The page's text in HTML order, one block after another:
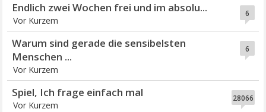
6
Endlich zwei Wochen frei und im absolu...
Vor Kurzem
6
Warum sind gerade die sensibelsten
Menschen ...
Vor Kurzem
28066
Spiel, Ich frage einfach mal
Vor Kurzem